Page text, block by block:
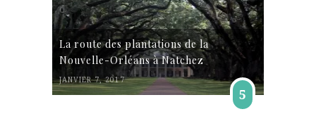
La route des plantations de la
Nouvelle-Orléans à Natchez
JANVIER 7, 2017
5